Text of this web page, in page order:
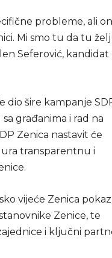
probleme, ali
Mi smo tu da tu
Seferović, kandidat
dio šire kampanje
građanima i rad na
Zenica nastavit će
transparentnu i
vijeće Zenica
Zenice, te
i ključni